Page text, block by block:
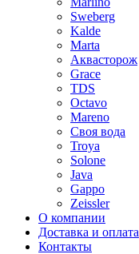
Sweberg
Kalde
Marta
Аквасторож
Grace
TDS
Octavo
Mareno
Своя вода
Troya
Solone
Java
Gappo
Zeissler
О компании
Доставка и оплата
Контакты